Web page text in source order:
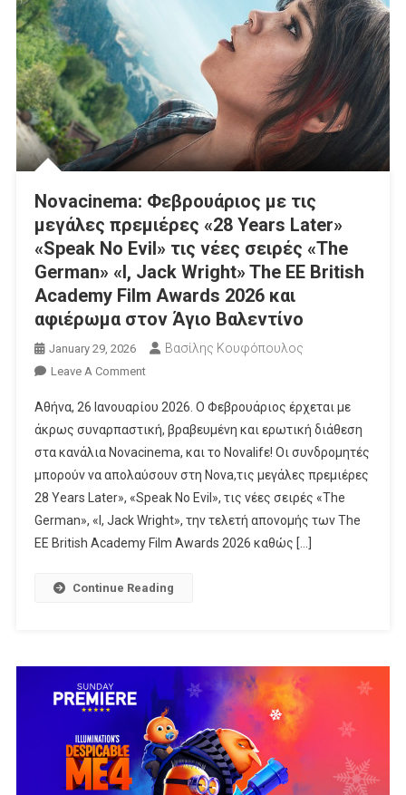
Novacinema: Φεβρουάριος με τις
μεγάλες πρεμιέρες «28 Years Later»
«Speak No Evil» τις νέες σειρές «The
German» «I, Jack Wright» The EE British
Academy Film Awards 2026 και
αφιέρωμα στον Άγιο Βαλεντίνο
January 29, 2026 Βασίλης Κουφόπουλος
Leave A CommentOn
Φεβρουάριος
Με
Τις
Μεγάλες
Πρεμιέρες
«28
Years
Σειρές
«The
German»
«I,
Jack
Wright»
Αθήνα, 26 Ιανουαρίου 2026. Ο Φεβρουάριος έρχεται με
άκρως συναρπαστική, βραβευμένη και ερωτική διάθεση
στα κανάλια Novacinema, και τo Novalifε! Οι συνδρομητές
μπορούν να απολαύσουν στη Nova,τις μεγάλες πρεμιέρες
28 Years Later», «Speak No Evil», τις νέες σειρές «The
German», «I, Jack Wright», την τελετή απονομής των The
EE British Academy Film Awards 2026 καθώς […]
Continue Reading